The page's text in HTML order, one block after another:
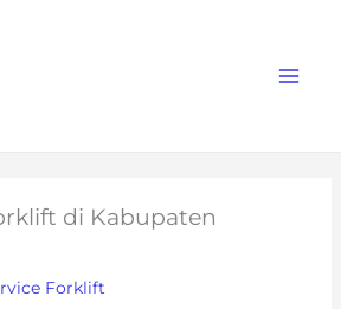
di Kabupaten
Forklift